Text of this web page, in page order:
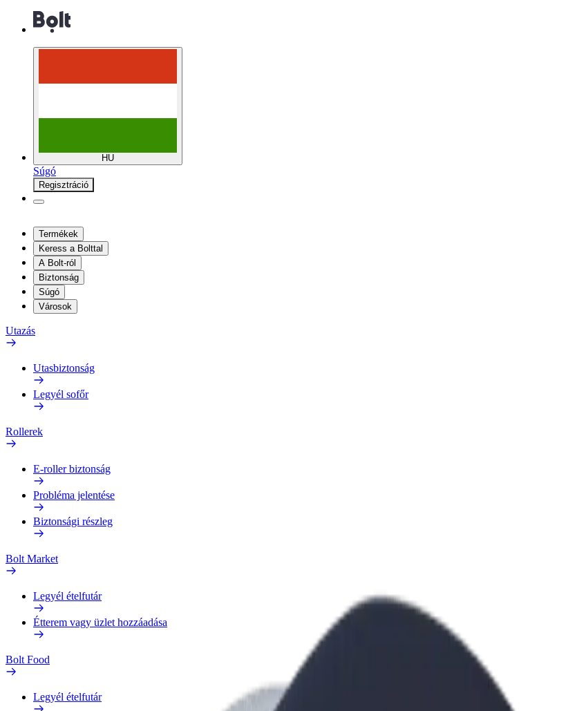
HU
Súgó
Regisztráció
Termékek
Keress a Bolttal
A Bolt-ról
Biztonság
Súgó
Városok
Utazás
Utasbiztonság
Legyél sofőr
Rollerek
E-roller biztonság
Probléma jelentése
Biztonsági részleg
Bolt Market
Legyél ételfutár
Étterem vagy üzlet hozzáadása
Bolt Food
Legyél ételfutár